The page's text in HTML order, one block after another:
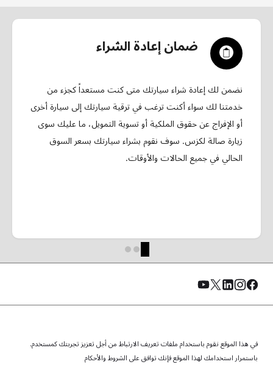
ضمان إعادة الشراء
نضمن لك إعادة شراء سيارتك متى كنت مستعداً كجزء من
خدمتنا لك سواء أكنت ترغب في ترقية سيارتك إلى سيارة أخرى
أو الإفراج عن حقوق الملكية أو تسوية التمويل، ما عليك سوى
زيارة صالة لكزس. سوف نقوم بشراء سيارتك بسعر السوق
الحالي في جميع الحالات والأوقات.
© الفطيم 2026. جميع الحقوق محفوظة.
سياسة الخصوصيةالشروط والأحكامسياسة ملفات تعريف الارتباط
في هذا الموقع نقوم باستخدام ملفات تعريف الارتباط من أجل تعزيز تجربتك كمستخدم.
باستمرار استخدامك لهذا الموقع فإنك توافق على الشروط والأحكام